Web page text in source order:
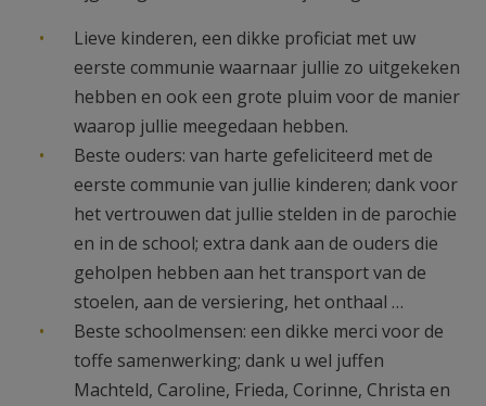
Lieve kinderen, een dikke proficiat met uw
eerste communie waarnaar jullie zo uitgekeken
hebben en ook een grote pluim voor de manier
waarop jullie meegedaan hebben.
Beste ouders: van harte gefeliciteerd met de
eerste communie van jullie kinderen; dank voor
het vertrouwen dat jullie stelden in de parochie
en in de school; extra dank aan de ouders die
geholpen hebben aan het transport van de
stoelen, aan de versiering, het onthaal …
Beste schoolmensen: een dikke merci voor de
toffe samenwerking; dank u wel juffen
Machteld, Caroline, Frieda, Corinne, Christa en